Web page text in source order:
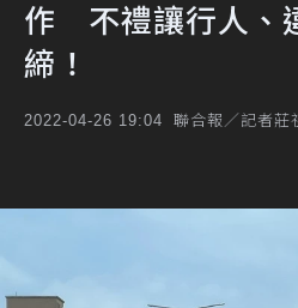
作 不禮讓行人、
締！
2022-04-26 19:04 聯合報／記者莊